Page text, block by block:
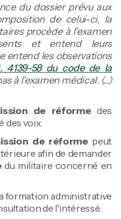
du dossier prévu aux
de celui-ci, la
procède à l'examen
et entend leurs
entend les observations
4139-58 du code de la
à l'examen médical. (...)
de réformedes
des voix.
de réformepeut
afin de demander
du militaire concerné en
formation administrative
de l'intéressé.